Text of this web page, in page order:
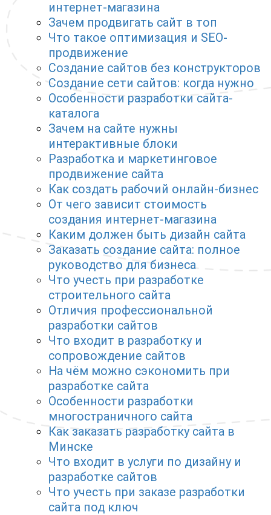
интернет-магазина
Зачем продвигать сайт в топ
Что такое оптимизация и SEO-
продвижение
Создание сайтов без конструкторов
Создание сети сайтов: когда нужно
Особенности разработки сайта-
каталога
Зачем на сайте нужны
интерактивные блоки
Разработка и маркетинговое
продвижение сайта
Как создать рабочий онлайн-бизнес
От чего зависит стоимость
создания интернет-магазина
Каким должен быть дизайн сайта
Заказать создание сайта: полное
руководство для бизнеса
Что учесть при разработке
строительного сайта
Отличия профессиональной
разработки сайтов
Что входит в разработку и
сопровождение сайтов
На чём можно сэкономить при
разработке сайта
Особенности разработки
многостраничного сайта
Как заказать разработку сайта в
Минске
Что входит в услуги по дизайну и
разработке сайтов
Что учесть при заказе разработки
сайта под ключ